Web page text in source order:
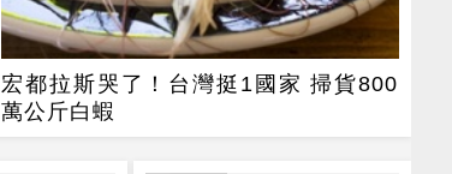
宏都拉斯哭了！台灣挺1國家 掃貨800
萬公斤白蝦